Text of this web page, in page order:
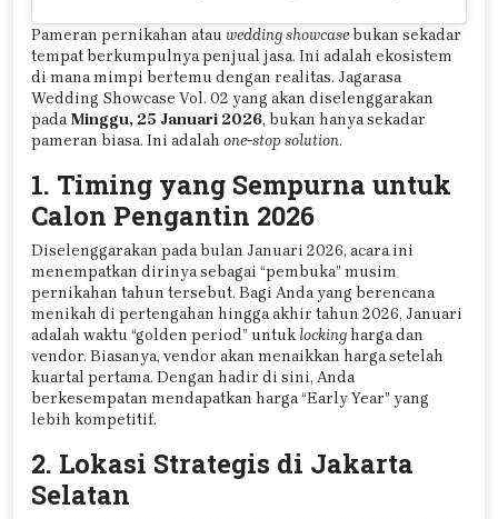
Pameran pernikahan atau wedding showcasebukan sekadar
tempat berkumpulnya penjual jasa. Ini adalah ekosistem
di mana mimpi bertemu dengan realitas. Jagarasa
Wedding Showcase Vol. 02 yang akan diselenggarakan
padaMinggu, 25 Januari 2026, bukan hanya sekadar
pameran biasa. Ini adalah one-stop solution.
1. Timing yang Sempurna untuk
Calon Pengantin 2026
Diselenggarakan pada bulan Januari 2026, acara ini
menempatkan dirinya sebagai “pembuka” musim
pernikahan tahun tersebut. Bagi Anda yang berencana
menikah di pertengahan hingga akhir tahun 2026, Januari
adalah waktu “golden period” untuklockingharga dan
vendor. Biasanya, vendor akan menaikkan harga setelah
kuartal pertama. Dengan hadir di sini, Anda
berkesempatan mendapatkan harga “Early Year” yang
lebih kompetitif.
2. Lokasi Strategis di Jakarta
Selatan